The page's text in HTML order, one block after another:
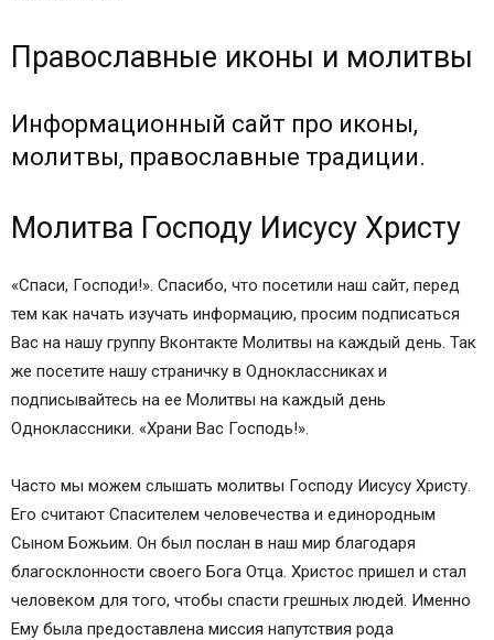
Православные иконы и молитвы
Информационный сайт про иконы,
молитвы, православные традиции.
Молитва Господу Иисусу Христу
«Спаси, Господи!». Спасибо, что посетили наш сайт, перед
тем как начать изучать информацию, просим подписаться
Вас на нашу группу Вконтакте Молитвы на каждый день. Так
же посетите нашу страничку в Одноклассниках и
подписывайтесь на ее Молитвы на каждый день
Одноклассники. «Храни Вас Господь!».
Часто мы можем слышать молитвы Господу Иисусу Христу.
Его считают Спасителем человечества и единородным
Сыном Божьим. Он был послан в наш мир благодаря
благосклонности своего Бога Отца. Христос пришел и стал
человеком для того, чтобы спасти грешных людей. Именно
Ему была предоставлена миссия напутствия рода